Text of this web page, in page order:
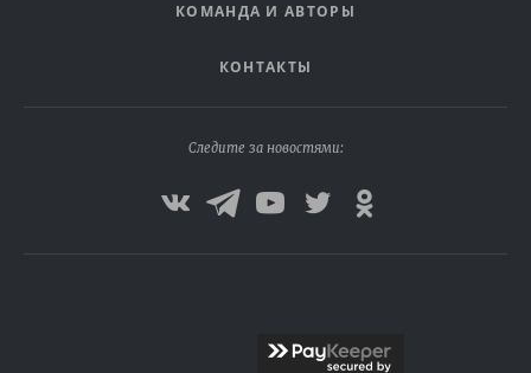
КОМАНДА И АВТОРЫ
КОНТАКТЫ
Следите за новостями: